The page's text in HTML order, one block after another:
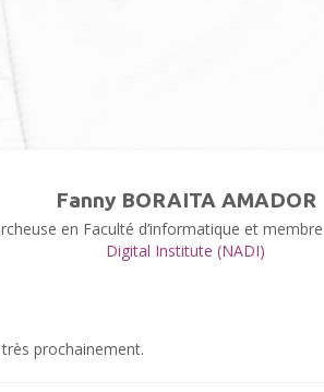
Fanny BORAITA AMADOR
en Faculté d’informatique et
Digital Institute (NADI)
prochainement.